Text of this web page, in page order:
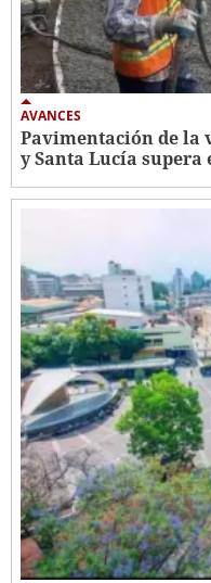
AVANCES
Pavimentación de la
y Santa Lucía supera